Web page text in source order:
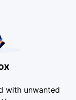
with unwanted